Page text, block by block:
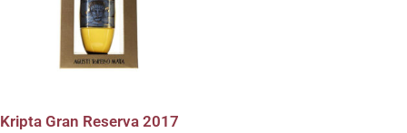
Kripta Gran Reserva 2017